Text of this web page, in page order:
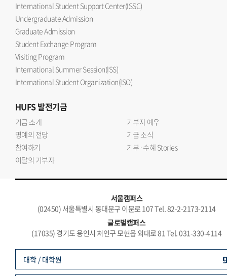
International Student Support Center(ISSC)
Undergraduate Admission
Graduate Admission
Student Exchange Program
Visiting Program
International Summer Session(ISS)
International Student Organization(ISO)
HUFS발전기금
기금 소개
기부자 예우
명예의 전당
기금 소식
참여하기
기부·수혜 Stories
이달의 기부자
서울캠퍼스
(02450) 서울특별시 동대문구 이문로 107 Tel. 82-2-2173-2114
글로벌캠퍼스
(17035) 경기도 용인시 처인구 모현읍 외대로 81 Tel. 031-330-4114
대학 / 대학원